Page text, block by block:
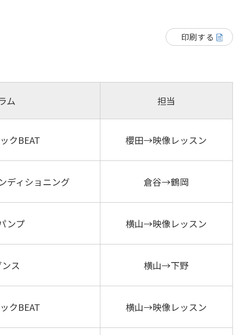
印刷する
ム 担当
クBEAT 櫻田→映像レッスン
ディショニング 倉谷→鶴岡
ンプ 横山→映像レッスン
ス 横山→下野
クBEAT 横山→映像レッスン